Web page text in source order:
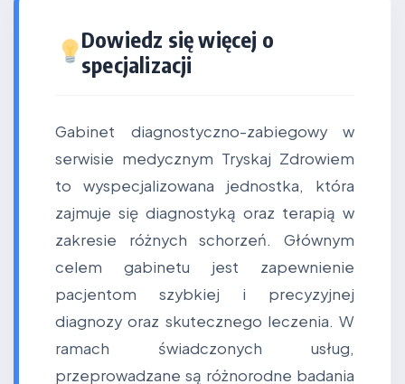
Dowiedz się więcej o
specjalizacji
Gabinet diagnostyczno-zabiegowy w
serwisie medycznym Tryskaj Zdrowiem
to wyspecjalizowana jednostka, która
zajmuje się diagnostyką oraz terapią w
zakresie różnych schorzeń. Głównym
celem gabinetu jest zapewnienie
pacjentom szybkiej i precyzyjnej
diagnozy oraz skutecznego leczenia. W
ramach świadczonych usług,
przeprowadzane są różnorodne badania